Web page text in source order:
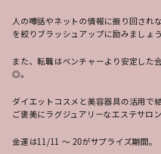
人の噂話やネットの情報に振り回され
を絞りブラッシュアップに励みましょう
また、転職はベンチャーより安定した
◎。
ダイエットコスメと美容器具の活用で
ご褒美にラグジュアリーなエステサロ
金運は11/11 ～ 20がサプライズ期間。